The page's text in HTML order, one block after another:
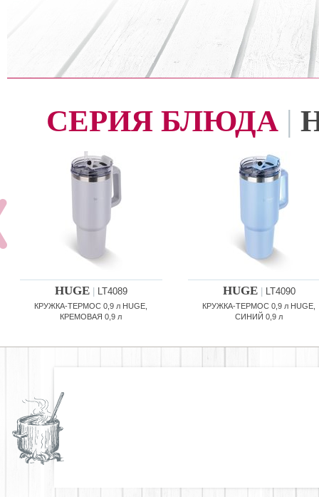
СЕРИЯ БЛЮДА |
HUGE LT4089
КРУЖКА-ТЕРМОС 0,9 л HUGE,
КРЕМОВАЯ 0,9 л
HUGE LT4090
КРУЖКА-ТЕРМОС 0,9 л HUGE,
СИНИЙ 0,9 л